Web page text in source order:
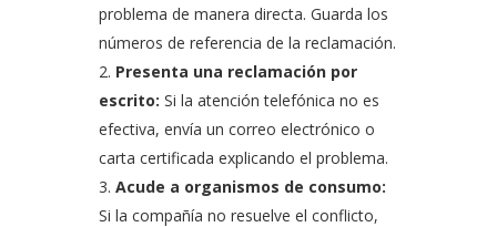
problema de manera directa. Guarda los
números de referencia de la reclamación.
Presenta una reclamación por
escrito: Si la atención telefónica no es
efectiva, envía un correo electrónico o
carta certificada explicando el problema.
Acude a organismos de consumo:
Si la compañía no resuelve el conflicto,